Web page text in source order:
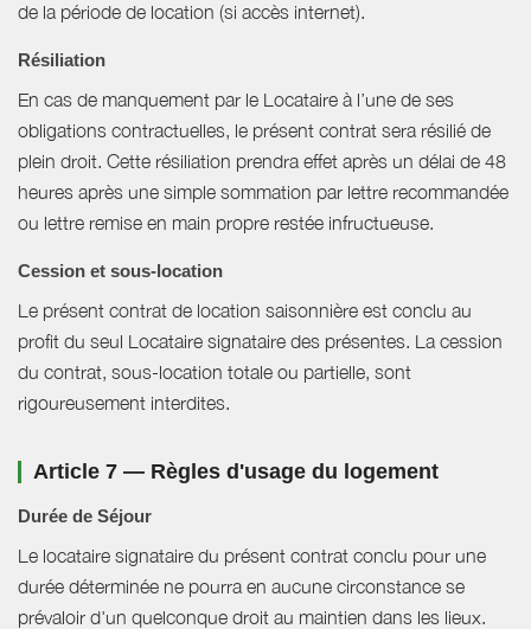
de la période de location (si accès internet).
Résiliation
En cas de manquement par le Locataire à l’une de ses
obligations contractuelles, le présent contrat sera résilié de
plein droit. Cette résiliation prendra effet après un délai de 48
heures après une simple sommation par lettre recommandée
ou lettre remise en main propre restée infructueuse.
Cession et sous-location
Le présent contrat de location saisonnière est conclu au
profit du seul Locataire signataire des présentes. La cession
du contrat, sous-location totale ou partielle, sont
rigoureusement interdites.
Article 7 — Règles d'usage du logement
Durée de Séjour
Le locataire signataire du présent contrat conclu pour une
durée déterminée ne pourra en aucune circonstance se
prévaloir d'un quelconque droit au maintien dans les lieux.